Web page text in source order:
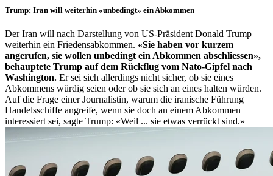
Trump: Iran will weiterhin «unbedingt» ein Abkommen
Der Iran will nach Darstellung von US-Präsident Donald Trump
weiterhin ein Friedensabkommen. «Sie haben vor kurzem
angerufen, sie wollen unbedingt ein Abkommen abschliessen»,
behauptete Trump auf dem Rückflug vom Nato-Gipfel nach
Washington. Er sei sich allerdings nicht sicher, ob sie eines
Abkommens würdig seien oder ob sie sich an eines halten würden.
Auf die Frage einer Journalistin, warum die iranische Führung
Handelsschiffe angreife, wenn sie doch an einem Abkommen
interessiert sei, sagte Trump: «Weil ... sie etwas verrückt sind.»